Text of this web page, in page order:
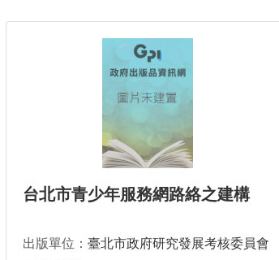
台北市青少年服務網路絡之建構
出版單位： 臺北市政府研究發展考核委員會